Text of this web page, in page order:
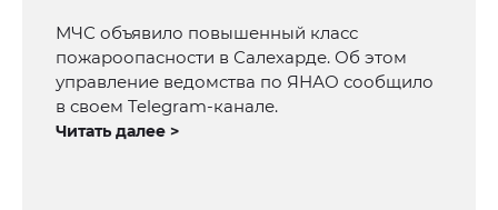
МЧС объявило повышенный класс
пожароопасности в Салехарде. Об этом
управление ведомства по ЯНАО сообщило
в своем Telegram-канале.
Читать далее >